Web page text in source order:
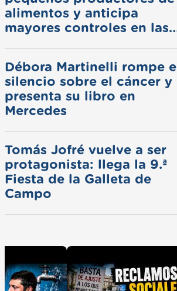
alimentos y anticipa
mayores controles en las
Débora Martinelli rompe el
silencio sobre el cáncer y
presenta su libro en
Mercedes
Tomás Jofré vuelve a ser
protagonista: llega la 9.ª
Fiesta de la Galleta de
Campo